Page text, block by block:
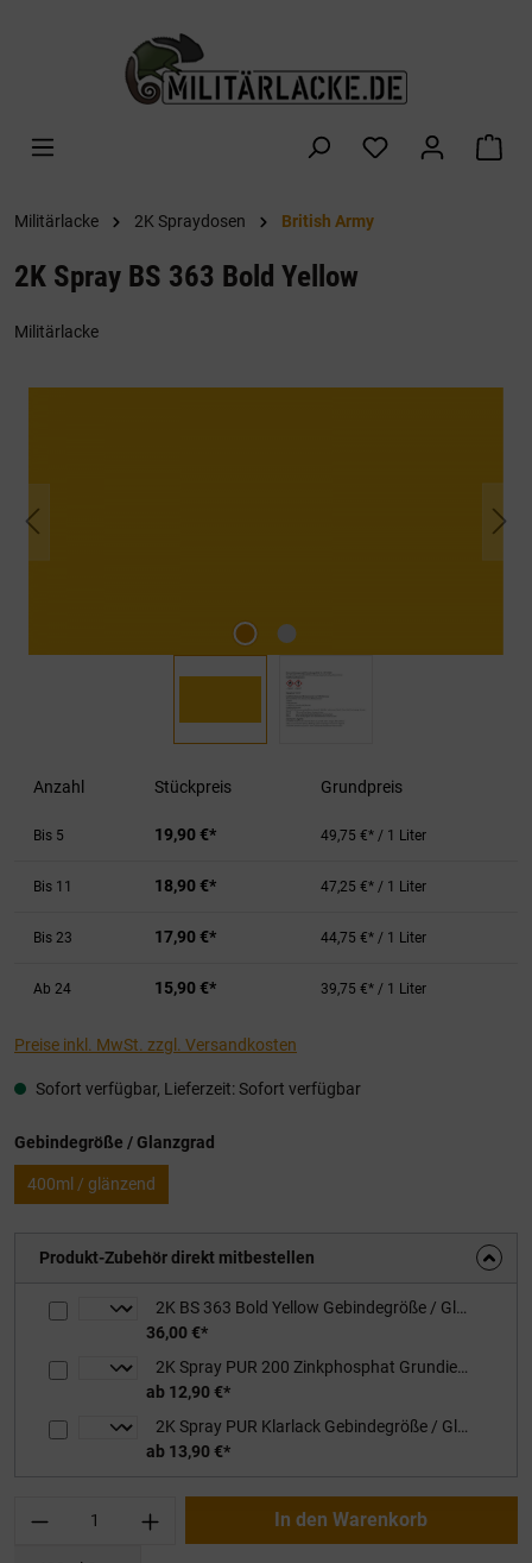
Militärlacke 2K Spraydosen British Army
2K Spray BS 363 Bold Yellow
Militärlacke
Anzahl Stückpreis Grundpreis
Bis 5 19,90 €* 49,75 €* / 1 Liter
Bis 11 18,90 €* 47,25 €* / 1 Liter
Bis 23 17,90 €* 44,75 €* / 1 Liter
Ab 24 15,90 €* 39,75 €* / 1 Liter
Preise inkl. MwSt. zzgl. Versandkosten
Sofort verfügbar, Lieferzeit: Sofort verfügbar
Gebindegröße / Glanzgrad
400ml / glänzend
Produkt-Zubehör direkt mitbestellen
2K BS 363 Bold Yellow Gebindegröße / Glanzgrad: 1kg glänzend, inkl. Härter
36,00 €*
2K Spray PUR 200 Zinkphosphat Grundierung Gebindegröße / Glanzgrad: 480ml / RAL 1011 Braunbeige
ab 12,90 €*
2K Spray PUR Klarlack Gebindegröße / Glanzgrad: 400ml / glänzend
ab 13,90 €*
Produkt Anzahl: Gib den gewünschten
In den Warenkorb